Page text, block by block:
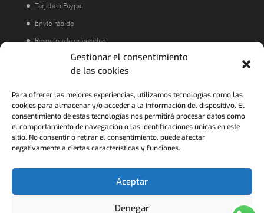
Gestionar el consentimiento
de las cookies
Para ofrecer las mejores experiencias, utilizamos tecnologías como las
cookies para almacenar y/o acceder a la información del dispositivo. El
consentimiento de estas tecnologías nos permitirá procesar datos como
el comportamiento de navegación o las identificaciones únicas en este
sitio. No consentir o retirar el consentimiento, puede afectar
negativamente a ciertas características y funciones.
Aceptar
Denegar
Tarjeta o Paypal
Envío rápido
Respeto a la privacidad
Atención al cliente
Acorde a la LOPD
Política de Devoluciones